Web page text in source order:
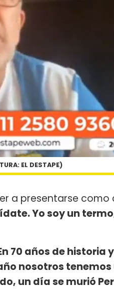
EL DESTAPE)
a presentarse
Yo soy un
70 años de historia
nosotros
un día se murió